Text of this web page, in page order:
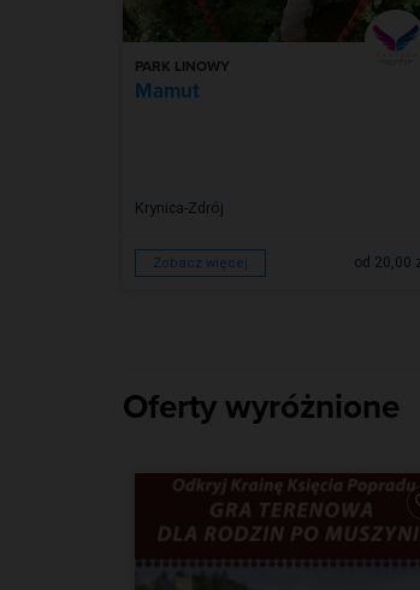
PARK LINOWY
Mamut
Krynica-Zdrój
Zobacz więcej od 20,00
Oferty wyróżnione